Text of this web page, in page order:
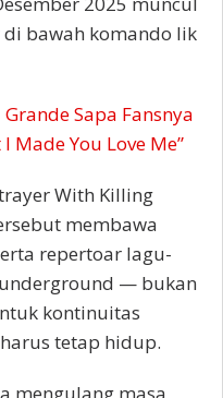
bawah komando Iik
Sapa Fansnya
Made You Love Me”
With Killing
membawa
repertoar lagu-
— bukan
kontinuitas
tetap hidup.
mengulang masa